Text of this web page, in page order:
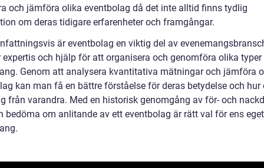
och jämföra olika eventbolag då det inte alltid finns tydlig
om deras tidigare erfarenheter och framgångar.
är eventbolag en viktig del av
expertis och hjälp för att organisera och genomföra olika typer
Genom att analysera kvantitativa mätningar och jämföra
kan man få en bättre förståelse för deras betydelse och hur
från varandra. Med en historisk genomgång av för- och
bedöma om anlitande av ett eventbolag är rätt val för ens eget